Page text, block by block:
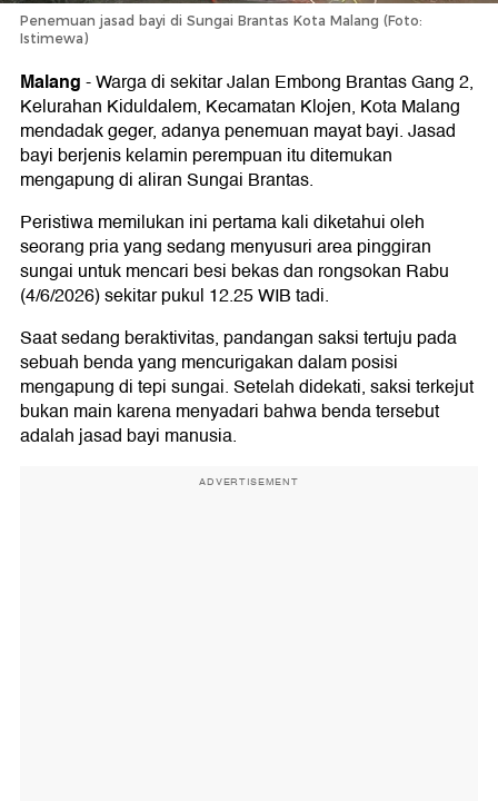
Penemuan jasad bayi di Sungai Brantas Kota Malang (Foto:
Istimewa)
Malang-Warga di sekitar Jalan Embong Brantas Gang 2,
Kelurahan Kiduldalem, Kecamatan Klojen, Kota Malang
mendadak geger, adanya penemuan mayat bayi. Jasad
bayi berjenis kelamin perempuan itu ditemukan
mengapung di aliran Sungai Brantas.
Peristiwa memilukan ini pertama kali diketahui oleh
seorang pria yang sedang menyusuri area pinggiran
sungai untuk mencari besi bekas dan rongsokan Rabu
(4/6/2026) sekitar pukul 12.25 WIB tadi.
Saat sedang beraktivitas, pandangan saksi tertuju pada
sebuah benda yang mencurigakan dalam posisi
mengapung di tepi sungai. Setelah didekati, saksi terkejut
bukan main karena menyadari bahwa benda tersebut
adalah jasad bayi manusia.
ADVERTISEMENT